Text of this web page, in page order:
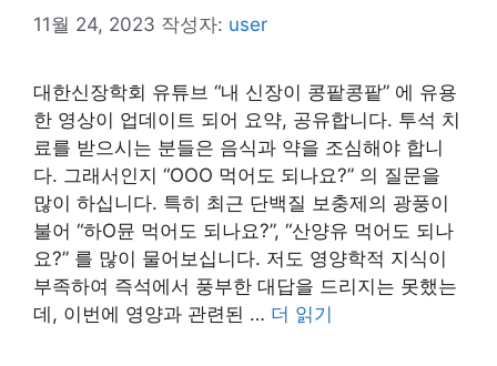
11월 24, 2023 작성자: user
대한신장학회 유튜브 “내 신장이 콩팥콩팥” 에 유용
한 영상이 업데이트 되어 요약, 공유합니다. 투석 치
료를 받으시는 분들은 음식과 약을 조심해야 합니
다. 그래서인지 “OOO 먹어도 되나요?” 의 질문을
많이 하십니다. 특히 최근 단백질 보충제의 광풍이
불어 “하O뮨 먹어도 되나요?”, “산양유 먹어도 되나
요?” 를 많이 물어보십니다. 저도 영양학적 지식이
부족하여 즉석에서 풍부한 대답을 드리지는 못했는
데, 이번에 영양과 관련된 … 더 읽기